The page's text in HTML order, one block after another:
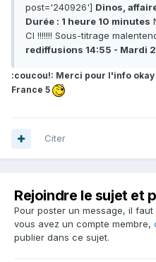
post='240926'] Dinos,
Durée : 1 heure 10 minutes
CI !!!!!!! Sous-titrage
rediffusions 14:55 - Mardi
:coucou!: Merci pour l'info okay
France 5
Citer
Rejoindre le sujet et
Pour poster un message, il
vous avez un compte membre,
publier dans ce sujet.